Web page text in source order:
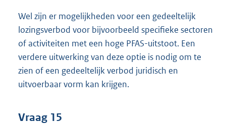
Wel zijn er mogelijkheden voor een gedeeltelijk
lozingsverbod voor bijvoorbeeld specifieke sectoren
of activiteiten met een hoge PFAS-uitstoot. Een
verdere uitwerking van deze optie is nodig om te
zien of een gedeeltelijk verbod juridisch en
uitvoerbaar vorm kan krijgen.
Vraag 15